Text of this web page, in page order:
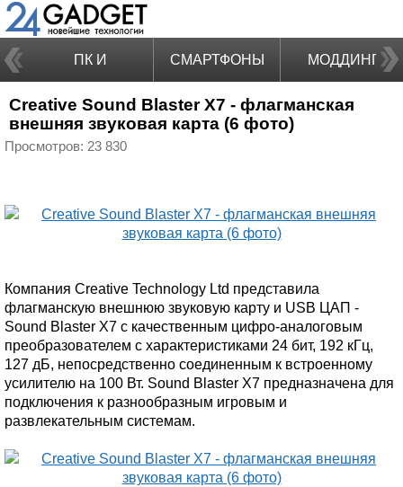
ПК И
НОУТБУКИ
СМАРТФОНЫ МОДДИНГ
Creative Sound Blaster X7 - флагманская
внешняя звуковая карта (6 фото)
Просмотров: 23 830
Компания Creative Technology Ltd представила
флагманскую внешнюю звуковую карту и USB ЦАП -
Sound Blaster X7 с качественным цифро-аналоговым
преобразователем с характеристиками 24 бит, 192 кГц,
127 дБ, непосредственно соединенным к встроенному
усилителю на 100 Вт. Sound Blaster X7 предназначена для
подключения к разнообразным игровым и
развлекательным системам.